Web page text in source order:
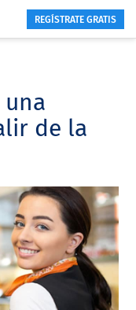
REGÍSTRATE GRATIS
de la